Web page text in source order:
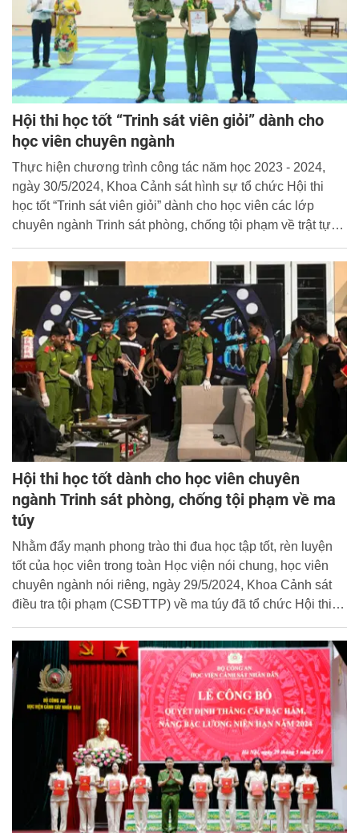
Hội thi học tốt “Trinh sát viên giỏi” dành cho
học viên chuyên ngành
Thực hiện chương trình công tác năm học 2023 - 2024,
ngày 30/5/2024, Khoa Cảnh sát hình sự tổ chức Hội thi
học tốt “Trinh sát viên giỏi” dành cho học viên các lớp
chuyên ngành Trinh sát phòng, chống tội phạm về trật tự
Hội thi học tốt dành cho học viên chuyên
ngành Trinh sát phòng, chống tội phạm về ma
túy
Nhằm đẩy mạnh phong trào thi đua học tập tốt, rèn luyện
tốt của học viên trong toàn Học viện nói chung, học viên
chuyên ngành nói riêng, ngày 29/5/2024, Khoa Cảnh sát
điều tra tội phạm (CSĐTTP) về ma túy đã tổ chức Hội thi
học tốt “Thực hành nghiệp vụ Chuyên ngành trinh sát
phòng, chống tội phạm về ma túy”.